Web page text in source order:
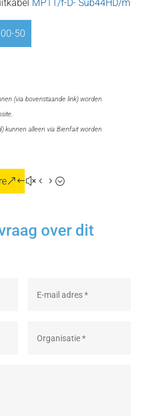
MP11/f-D- Sub44HD/m
50
(via bovenstaande link) worden
kunnen alleen via Bienfait worden
over dit